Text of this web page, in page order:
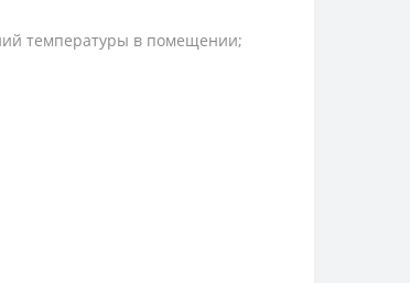
температуры в помещении;